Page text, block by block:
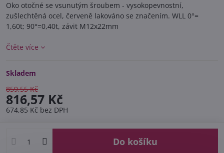
Oko otočné se vsunutým šroubem - vysokopevnostní,
zušlechtěná ocel, červeně lakováno se značením. WLL 0°=
1,60t; 90°=0,40t, závit M12x22mm
Čtěte více
Skladem
859,55 Kč
816,57 Kč
674,85 Kč bez DPH
Do košíku